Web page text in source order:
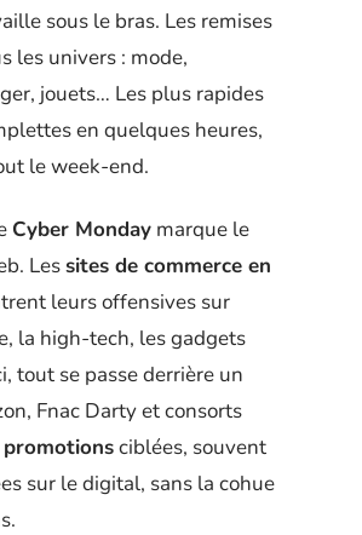
sous le bras. Les remises
les univers : mode,
jouets… Les plus rapides
en quelques heures,
le week-end.
Cyber Monday marque le
Lessites de commerce en
leurs offensives sur
la high-tech, les gadgets
tout se passe derrière un
Fnac Darty et consorts
promotionsciblées, souvent
sur le digital, sans la cohue